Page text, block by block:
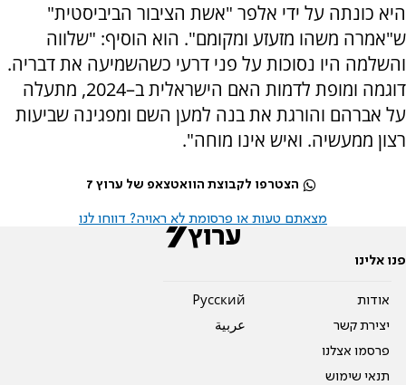
היא כונתה על ידי אלפר "אשת הציבור הביביסטית"
ש"אמרה משהו מזעזע ומקומם". הוא הוסיף: "שלווה
והשלמה היו נסוכות על פני דרעי כשהשמיעה את דבריה.
דוגמה ומופת לדמות האם הישראלית ב–2024, מתעלה
על אברהם והורגת את בנה למען השם ומפגינה שביעות
רצון ממעשיה. ואיש אינו מוחה".
הצטרפו לקבוצת הוואטצאפ של ערוץ 7
מצאתם טעות או פרסומת לא ראויה? דווחו לנו
פנו אלינו
אודות
יצירת קשר
פרסמו אצלנו
תנאי שימוש
Pусский
عربية